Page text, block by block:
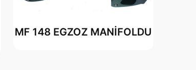
MF 148 EGZOZ MANİFOLDU